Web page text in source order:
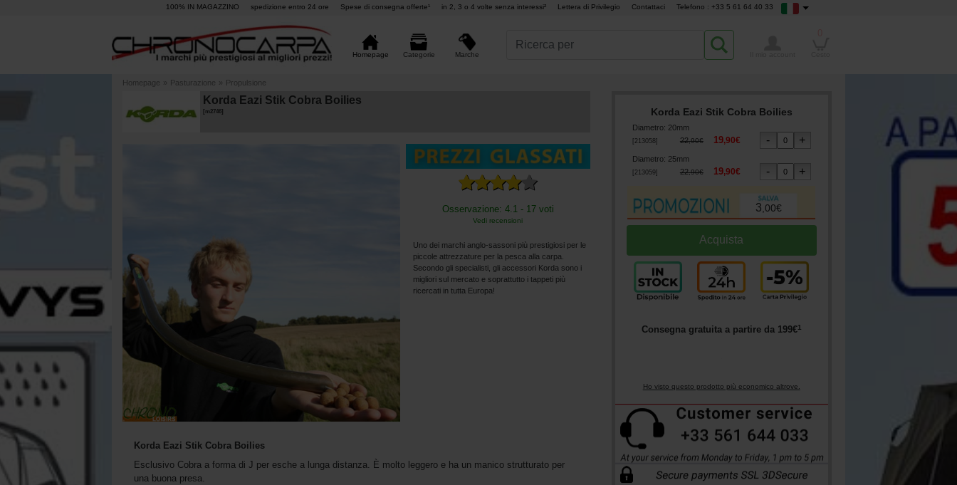
100% IN MAGAZZINO spedizione entro 24 ore Spese di consegna offerte¹ in 2, 3 o 4 volte senza interessi² Lettera di Privilegio Contattaci Telefono : +33 5 61 64 40 33
Homepage Categorie Marche
Homepage » Pasturazione » Propulsione
Korda Eazi Stik Cobra Boilies
m2746]
Osservazione: 4.1 - 17 voti
Vedi recensioni
Uno dei marchi anglo-sassoni più prestigiosi per le
piccole attrezzature per la pesca alla carpa.
Secondo gli specialisti, gli accessori Korda sono i
migliori sul mercato e soprattutto i tappeti più
ricercati in tutta Europa!
Korda Eazi Stik Cobra Boilies
Diametro: 20mm
213058 ] 22,90€ 19,90€
Diametro: 25mm
213059] 22,90€ 19,90€
3,00€
Consegna gratuita a partire da 199€1
Ho visto questo prodotto più economico altrove.
Korda Eazi Stik Cobra Boilies
Esclusivo Cobra a forma di J per esche a lunga distanza. È molto leggero e ha un manico strutturato per
una buona presa.